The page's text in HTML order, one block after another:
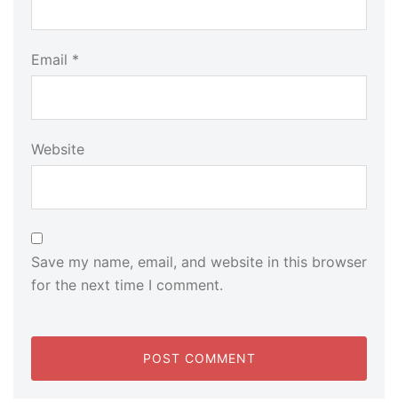
Email *
Website
Save my name, email, and website in this browser
for the next time I comment.